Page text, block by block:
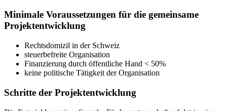
Minimale Voraussetzungen für die gemeinsame
Projektentwicklung
Rechts­do­mi­zil in der Schweiz
steu­er­be­freite Orga­ni­sa­tion
Finan­zie­rung durch öffent­li­che Hand < 50%
keine poli­ti­sche Tätig­keit der Orga­ni­sa­tion
Schritte der Projektentwicklung